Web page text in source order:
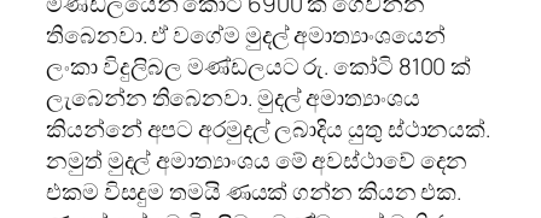
තිබෙනවා. ඒ වගේම මුදල් අමාත්‍යාංශයෙන්
ලංකා විදුලිබල මණ්ඩලයට රු. කෝටි 8100 ක්
ලැබෙන්න තිබෙනවා. මුදල් අමාත්‍යාංශය
කියන්නේ අපට අරමුදල් ලබාදිය යුතු ස්ථානයක්.
නමුත් මුදල් අමාත්‍යාංශය මේ අවස්ථාවේ දෙන
එකම විසදුම තමයි ණයක් ගන්න කියන එක.